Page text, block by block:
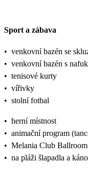
Sport a zábava
• venkovní bazén se
• venkovní bazén s
• tenisové kurty
• vířivky
• stolní fotbal
• herní místnost
• animační program
• Melania Club
• na pláži šlapadla a